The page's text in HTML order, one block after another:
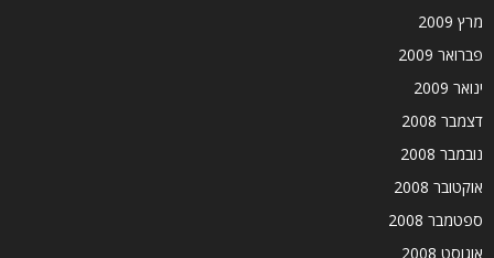
מרץ 2009
פברואר 2009
ינואר 2009
דצמבר 2008
נובמבר 2008
אוקטובר 2008
ספטמבר 2008
אוגוסט 2008